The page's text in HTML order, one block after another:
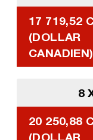
17 719,52
(DOLLAR
CANADIEN)
8
20 250,88
(DOLLAR